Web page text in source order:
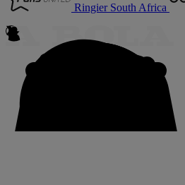
Ringier South Africa